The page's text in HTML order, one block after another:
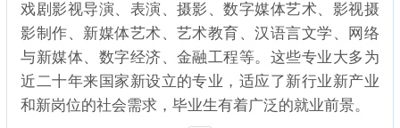
戏剧影视导演、表演、摄影、数字媒体艺术、影视摄
影制作、新媒体艺术、艺术教育、汉语言文学、网络
与新媒体、数字经济、金融工程等。这些专业大多为
近二十年来国家新设立的专业，适应了新行业新产业
和新岗位的社会需求，毕业生有着广泛的就业前景。